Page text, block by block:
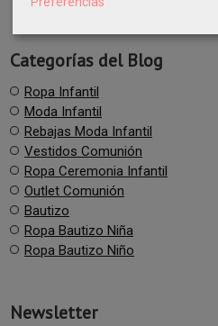
Categorías del Blog
Ropa Infantil
Moda Infantil
Rebajas Moda Infantil
Vestidos Comunión
Ropa Ceremonia Infantil
Outlet Comunión
Bautizo
Ropa Bautizo Niña
Ropa Bautizo Niño
Newsletter